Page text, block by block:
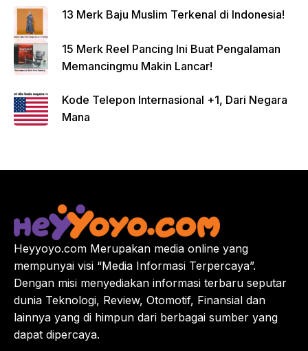
13 Merk Baju Muslim Terkenal di Indonesia!
15 Merk Reel Pancing Ini Buat Pengalaman
Memancingmu Makin Lancar!
Kode Telepon Internasional +1, Dari Negara
Mana
Heyyoyo.com Merupakan media online yang
mempunyai visi “Media Informasi Terpercaya”.
Dengan misi menyediakan informasi terbaru seputar
dunia Teknologi, Review, Otomotif, Finansial dan
lainnya yang di himpun dari berbagai sumber yang
dapat dipercaya.